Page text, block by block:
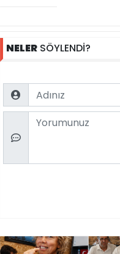
NELER SÖYLENDİ?
Name
Comment